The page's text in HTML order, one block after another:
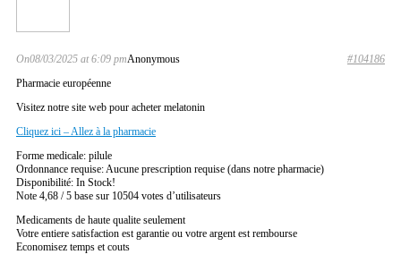
Anonymous
On08/03/2025 at 6:09 pm
#104186
Pharmacie européenne
Visitez notre site web pour acheter melatonin
Cliquez ici – Allez à la pharmacie
Forme medicale: pilule
Ordonnance requise: Aucune prescription requise (dans notre pharmacie)
Disponibilité: In Stock!
Note 4,68 / 5 base sur 10504 votes d’utilisateurs
Medicaments de haute qualite seulement
Votre entiere satisfaction est garantie ou votre argent est rembourse
Economisez temps et couts